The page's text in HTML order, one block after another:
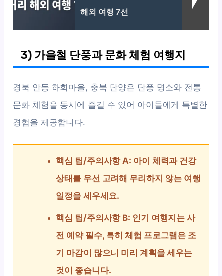
해외 여행 7선
3) 가을철 단풍과 문화 체험 여행지
경북 안동 하회마을, 충북 단양은 단풍 명소와 전통
문화 체험을 동시에 즐길 수 있어 아이들에게 특별한
경험을 제공합니다.
핵심 팁/주의사항 A: 아이 체력과 건강
상태를 우선 고려해 무리하지 않는 여행
일정을 세우세요.
핵심 팁/주의사항 B: 인기 여행지는 사
전 예약 필수, 특히 체험 프로그램은 조
기 마감이 많으니 미리 계획을 세우는
것이 좋습니다.